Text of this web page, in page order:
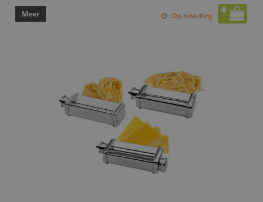
Meer Op bestelling